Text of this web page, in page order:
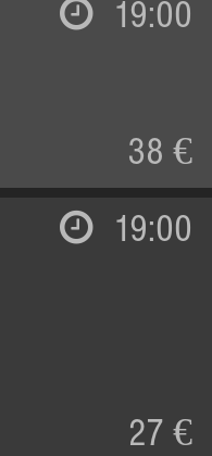
19:00
38 €
19:00
27 €